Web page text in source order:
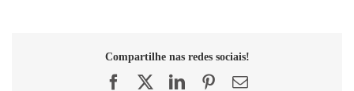
Compartilhe nas redes sociais!
FacebookLinkedInPinterest
E-